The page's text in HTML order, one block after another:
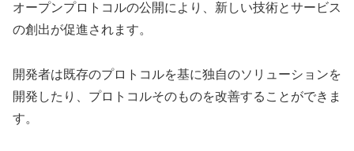
オープンプロトコルの公開により、新しい技術とサービス
の創出が促進されます。
開発者は既存のプロトコルを基に独自のソリューションを
開発したり、プロトコルそのものを改善することができま
す。